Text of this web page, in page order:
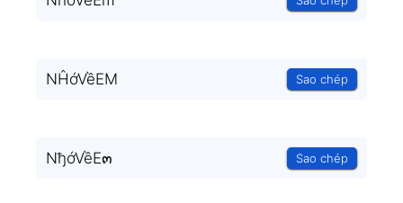
NĤớVềEM Sao chép
NђớVềE๓ Sao chép